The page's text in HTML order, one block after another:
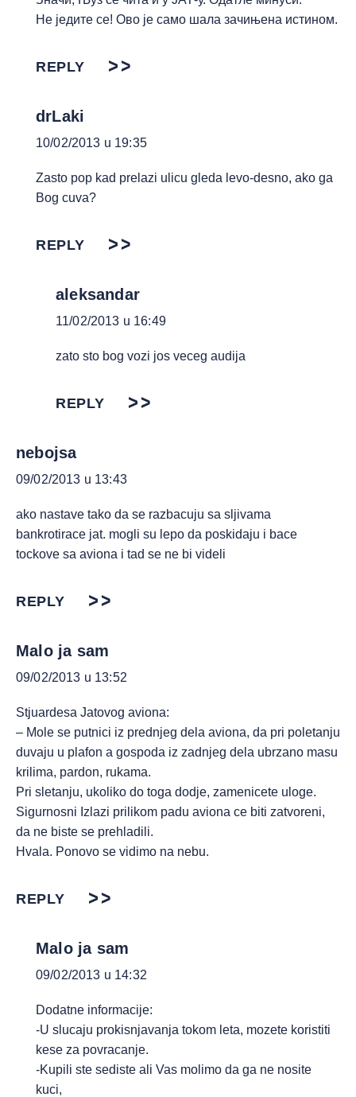
Не једите се! Ово је само шала зачињена истином.
REPLY
drLaki
10/02/2013 u 19:35
Zasto pop kad prelazi ulicu gleda levo-desno, ako ga
Bog cuva?
REPLY
aleksandar
11/02/2013 u 16:49
zato sto bog vozi jos veceg audija
REPLY
nebojsa
09/02/2013 u 13:43
ako nastave tako da se razbacuju sa sljivama
bankrotirace jat. mogli su lepo da poskidaju i bace
tockove sa aviona i tad se ne bi videli
REPLY
Malo ja sam
09/02/2013 u 13:52
Stjuardesa Jatovog aviona:
– Mole se putnici iz prednjeg dela aviona, da pri poletanju
duvaju u plafon a gospoda iz zadnjeg dela ubrzano masu
krilima, pardon, rukama.
Pri sletanju, ukoliko do toga dodje, zamenicete uloge.
Sigurnosni Izlazi prilikom padu aviona ce biti zatvoreni,
da ne biste se prehladili.
Hvala. Ponovo se vidimo na nebu.
REPLY
Malo ja sam
09/02/2013 u 14:32
Dodatne informacije:
-U slucaju prokisnjavanja tokom leta, mozete koristiti
kese za povracanje.
-Kupili ste sediste ali Vas molimo da ga ne nosite
kuci,